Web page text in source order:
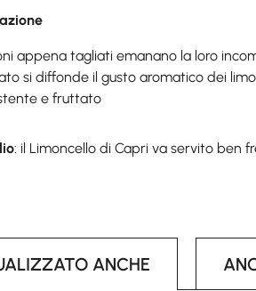
appena tagliati emanano la loro
si diffonde il gusto aromatico dei
e fruttato
: il Limoncello di Capri va servito ben
ANCHE